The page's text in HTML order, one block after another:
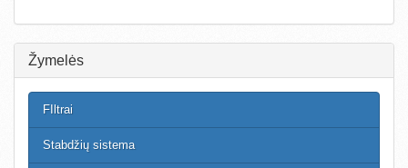
Žymelės
FIltrai
Stabdžių sistema